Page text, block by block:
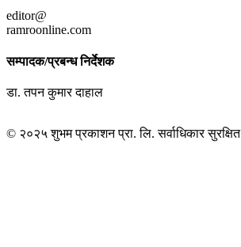
editor@
ramroonline.com
सम्पादक/प्रबन्ध निर्देशक
डा. तपन कुमार दाहाल
© २०२५ शुभम प्रकाशन प्रा. लि. सर्वाधिकार सुरक्षित